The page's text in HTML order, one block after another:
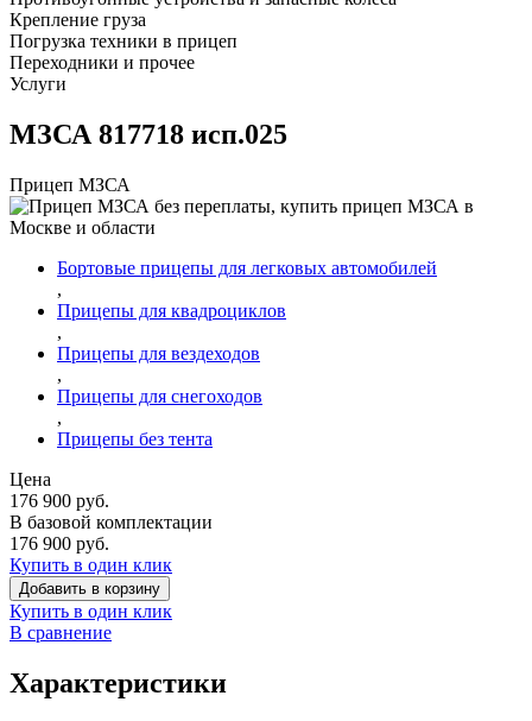
Крепление груза
Погрузка техники в прицеп
Переходники и прочее
Услуги
МЗСА 817718 исп.025
Прицеп МЗСА
Бортовые прицепы для легковых автомобилей
,
Прицепы для квадроциклов
,
Прицепы для вездеходов
,
Прицепы для снегоходов
,
Прицепы без тента
Цена
176 900 руб.
В базовой комплектации
176 900 руб.
Купить в один клик
Добавить в корзину
Купить в один клик
В сравнение
Характеристики